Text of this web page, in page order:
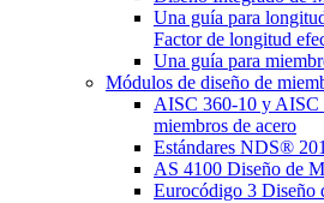
Una guía para
Factor de longitud
Una guía para
Módulos de diseño de
AISC 360-10 y AISC
miembros de acero
Estándares NDS®
AS 4100 Diseño de
Eurocódigo 3 Diseño